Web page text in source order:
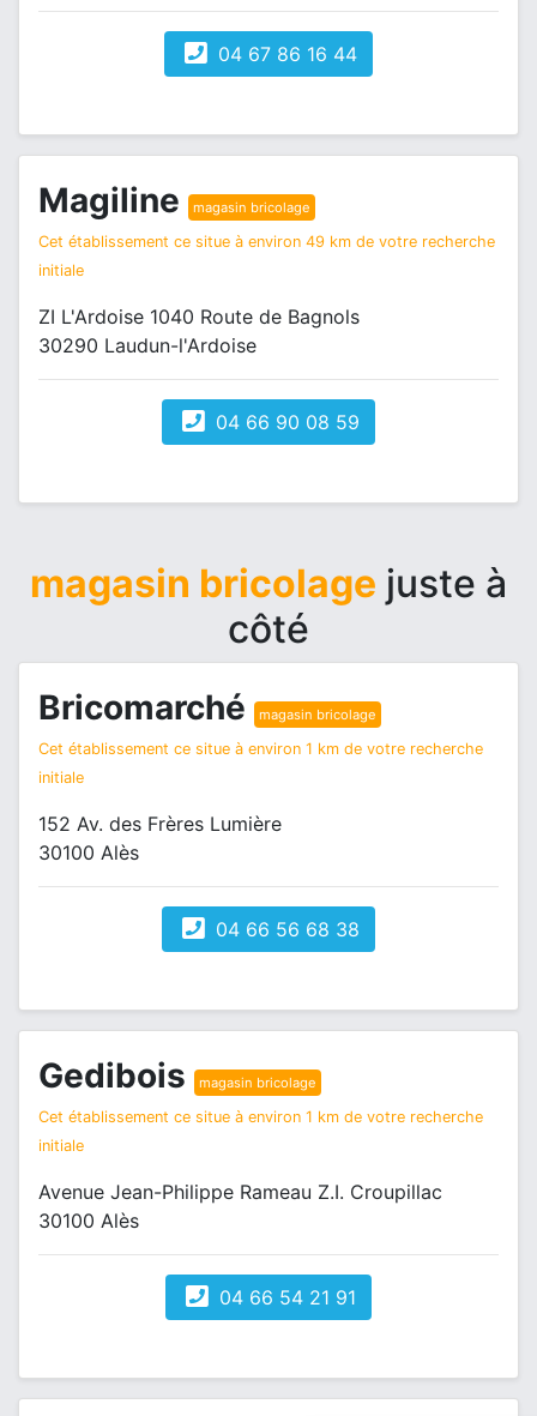
04 67 86 16 44
Magiline magasin bricolage
Cet établissement ce situe à environ 49 km de votre recherche
initiale
ZI L'Ardoise 1040 Route de Bagnols
30290 Laudun-l'Ardoise
04 66 90 08 59
magasin bricolage juste à
côté
Bricomarché magasin bricolage
Cet établissement ce situe à environ 1 km de votre recherche
initiale
152 Av. des Frères Lumière
30100 Alès
04 66 56 68 38
Gedibois magasin bricolage
Cet établissement ce situe à environ 1 km de votre recherche
initiale
Avenue Jean-Philippe Rameau Z.I. Croupillac
30100 Alès
04 66 54 21 91